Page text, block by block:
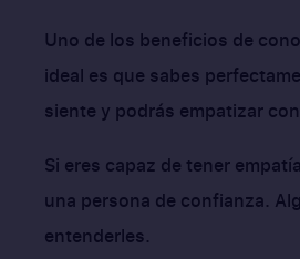
Uno de los beneficios de
ideal es que sabes
siente y podrás empatizar
Si eres capaz de tener
una persona de confianza.
entenderles.